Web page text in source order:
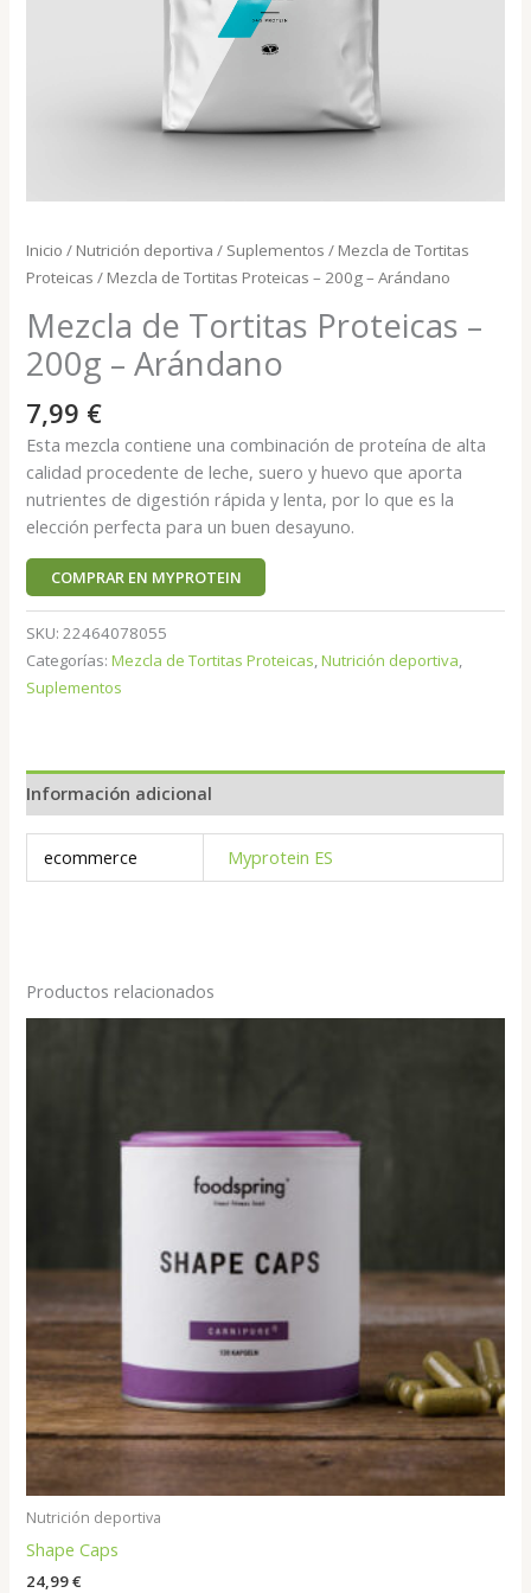
Inicio / Nutrición deportiva / Suplementos / Mezcla de Tortitas
Proteicas / Mezcla de Tortitas Proteicas – 200g – Arándano
Mezcla de Tortitas Proteicas –
200g – Arándano
7,99 €
Esta mezcla contiene una combinación de proteína de alta
calidad procedente de leche, suero y huevo que aporta
nutrientes de digestión rápida y lenta, por lo que es la
elección perfecta para un buen desayuno.
COMPRAR EN MYPROTEIN
SKU:22464078055
Categorías:Mezcla de Tortitas Proteicas,Nutrición deportiva,
Suplementos
Información adicional
ecommerce Myprotein ES
Productos relacionados
Nutrición deportiva
Shape Caps
24,99€